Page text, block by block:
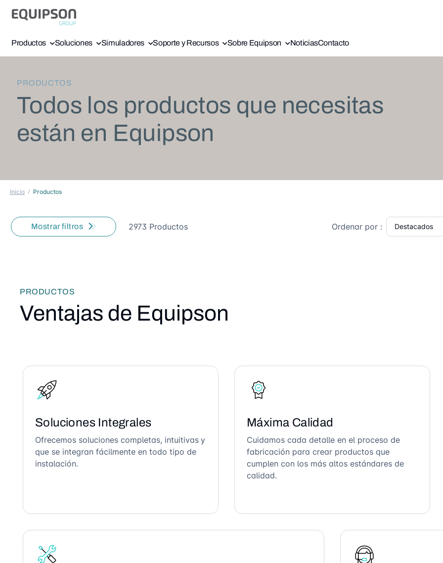
Productos Soluciones Simuladores Soporte y Recursos Sobre Equipson NoticiasContacto
PRODUCTOS
Todos los productos que necesitas
están en Equipson
Inicio Productos
Mostrar filtros 2973 Productos Ordenar por :
PRODUCTOS
Ventajas de Equipson
Soluciones Integrales
Ofrecemos soluciones completas, intuitivas y
que se integran fácilmente en todo tipo de
instalación.
Máxima Calidad
Cuidamos cada detalle en el proceso de
fabricación para crear productos que
cumplen con los más altos estándares de
calidad.